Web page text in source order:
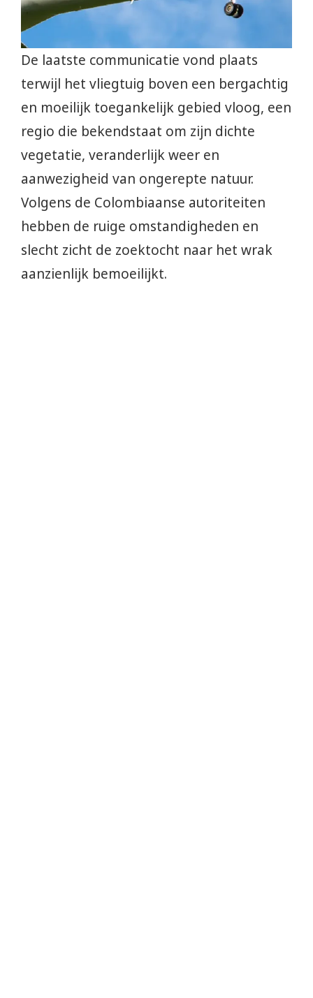
De laatste communicatie vond plaats
terwijl het vliegtuig boven een bergachtig
en moeilijk toegankelijk gebied vloog, een
regio die bekendstaat om zijn dichte
vegetatie, veranderlijk weer en
aanwezigheid van ongerepte natuur.
Volgens de Colombiaanse autoriteiten
hebben de ruige omstandigheden en
slecht zicht de zoektocht naar het wrak
aanzienlijk bemoeilijkt.